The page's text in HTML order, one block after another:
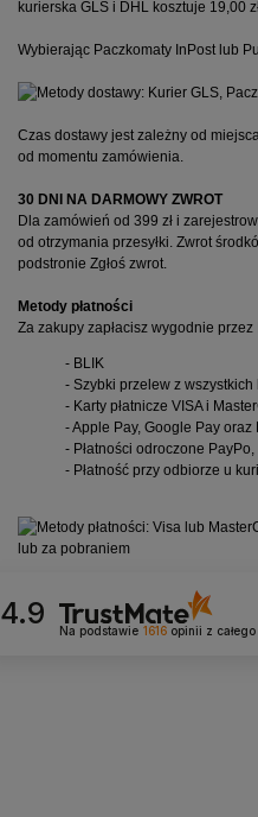
kurierska GLS i DHL kosztuje 19,00
Wybierając Paczkomaty InPost lub
Czas dostawy jest zależny od
od momentu zamówienia.
30 DNI NA DARMOWY ZWROT
Dla zamówień od 399 zł i
od otrzymania przesyłki. Zwrot
podstronie Zgłoś zwrot
Metody płatności
Za zakupy zapłacisz wygodnie
- BLIK
- Szybki przelew z
- Karty płatnicze VISA i
- Apple Pay, Google Pay oraz
- Płatności odroczone
- Płatność przy odbiorze u
4.9
Na podstawie 1616opinii z